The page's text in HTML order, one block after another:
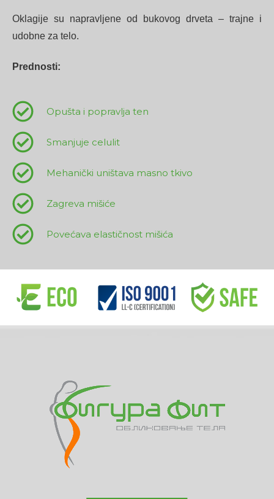
Oklagije su napravljene od bukovog drveta – trajne i
udobne za telo.
Prednosti:
Opušta i popravlja ten
Smanjuje celulit
Mehanički uništava masno tkivo
Zagreva mišiće
Povećava elastičnost mišića